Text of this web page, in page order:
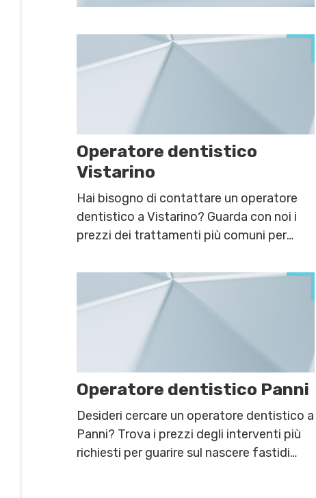
Operatore dentistico
Vistarino
Hai bisogno di contattare un operatore
dentistico a Vistarino? Guarda con noi i
prezzi dei trattamenti più comuni per
infiammazioni orali.
Operatore dentistico Panni
Desideri cercare un operatore dentistico a
Panni? Trova i prezzi degli interventi più
richiesti per guarire sul nascere fastidi